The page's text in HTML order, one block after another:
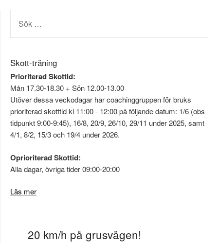
EFTER:
Skott-träning
Prioriterad Skottid:
Mån 17.30-18.30 + Sön 12.00-13.00
Utöver dessa veckodagar har coachinggruppen för bruks
prioriterad skotttid kl 11:00 - 12:00 på följande datum: 1/6 (obs
tidpunkt 9:00-9:45), 16/8, 20/9, 26/10, 29/11 under 2025, samt
4/1, 8/2, 15/3 och 19/4 under 2026.
Oprioriterad Skottid:
Alla dagar, övriga tider 09:00-20:00
Läs mer
20 km/h på grusvägen!